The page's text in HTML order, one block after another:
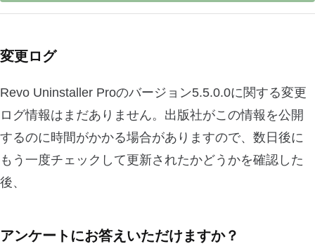
変更ログ
Revo Uninstaller Proのバージョン5.5.0.0に関する変更
ログ情報はまだありません。出版社がこの情報を公開
するのに時間がかかる場合がありますので、数日後に
もう一度チェックして更新されたかどうかを確認した
後、
アンケートにお答えいただけますか？